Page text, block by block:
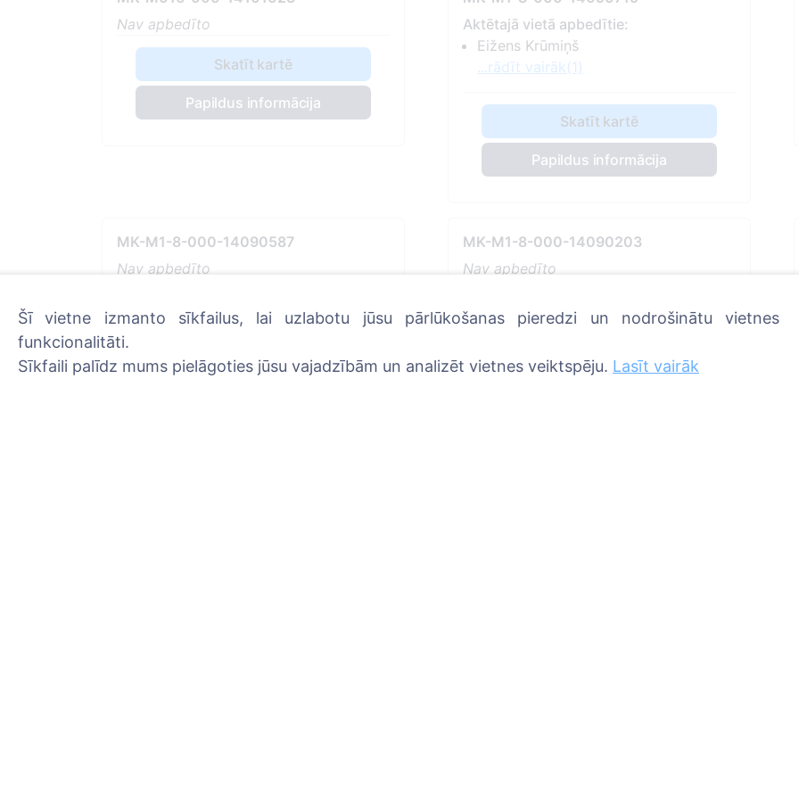
Nav apbedīto
Skatīt kartē
Papildus informācija
Aktētajā vietā apbedītie:
Eižens Krūmiņš
...rādīt vairāk(1)
Skatīt kartē
Papildus informācija
MK-M1-8-000-14090587
Nav apbedīto
Skatīt kartē
MK-M1-8-000-14090203
Nav apbedīto
Skatīt kartē
Šī vietne izmanto sīkfailus, lai uzlabotu jūsu pārlūkošanas pieredzi un nodrošinātu vietnes
funkcionalitāti.
Sīkfaili palīdz mums pielāgoties jūsu vajadzībām un analizēt vietnes veiktspēju. Lasīt vairāk